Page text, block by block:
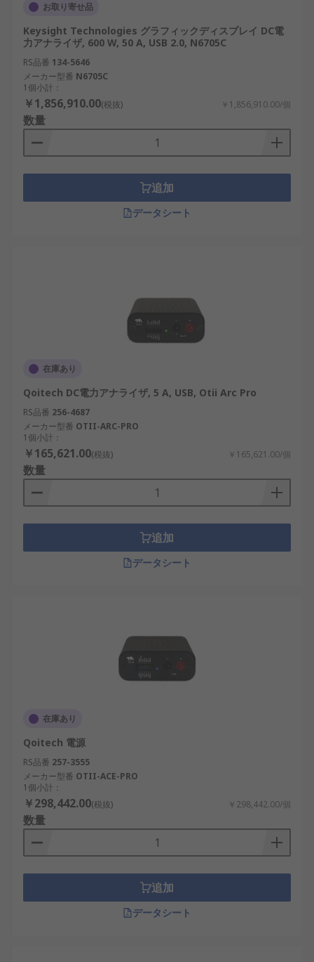
お取り寄せ品
Keysight Technologies グラフィックディスプレイ DC電
力アナライザ, 600 W, 50 A, USB 2.0, N6705C
RS品番 134-5646
メーカー型番 N6705C
1個小計：
￥1,856,910.00(税抜) ￥1,856,910.00/個
数量
追加
データシート
在庫あり
Qoitech DC電力アナライザ, 5 A, USB, Otii Arc Pro
RS品番 256-4687
メーカー型番 OTII-ARC-PRO
1個小計：
￥165,621.00(税抜) ￥165,621.00/個
数量
追加
データシート
在庫あり
Qoitech 電源
RS品番 257-3555
メーカー型番 OTII-ACE-PRO
1個小計：
￥298,442.00(税抜) ￥298,442.00/個
数量
追加
データシート